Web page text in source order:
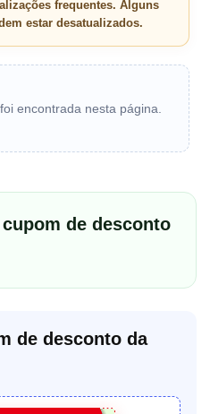
frequentes. Alguns
estar desatualizados.
encontrada nesta página.
de desconto
de desconto da